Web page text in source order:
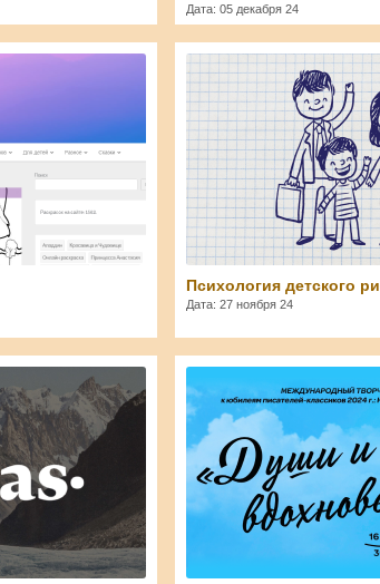
Дата: 05 декабря 24
Svetlana
Психология детского
Дата: 27 ноября 24
Svetlana